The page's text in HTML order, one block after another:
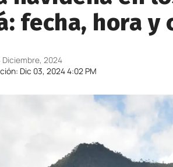
fecha, hora y
Dic 03, 2024 4:02 PM
Diciembre, 2024